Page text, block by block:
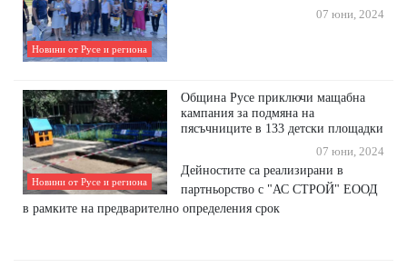
Новини от Русе и региона
07 юни, 2024
Новини от Русе и региона
Община Русе приключи мащабна
кампания за подмяна на
пясъчниците в 133 детски площадки
07 юни, 2024
Дейностите са реализирани в
партньорство с "АС СТРОЙ" ЕООД
в рамките на предварително определения срок